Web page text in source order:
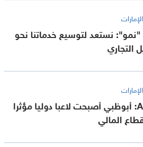
نستعد لتوسيع خدماتنا نحو
التجاري
ADGM: أبوظبي أصبحت لاعبا دوليا مؤثرا
المالي